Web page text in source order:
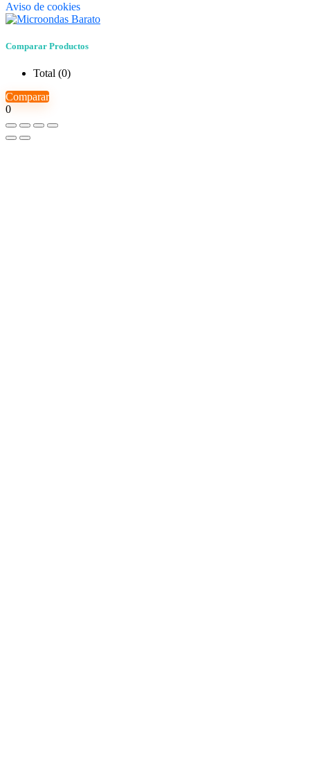
Aviso de cookies
Comparar Productos
Total (0)
Comparar
0